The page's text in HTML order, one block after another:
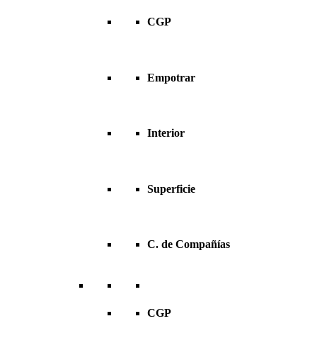
CGP
Empotrar
Interior
Superficie
C. de Compañías
CGP